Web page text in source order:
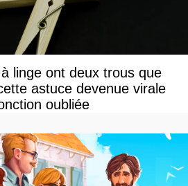
linge ont deux trous que
astuce devenue virale
oubliée